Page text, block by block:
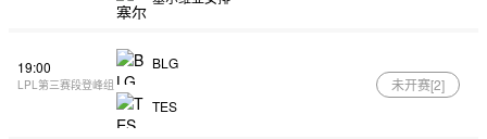
19:00
LPL第三赛段登峰组
BLG
TES
未开赛[2]